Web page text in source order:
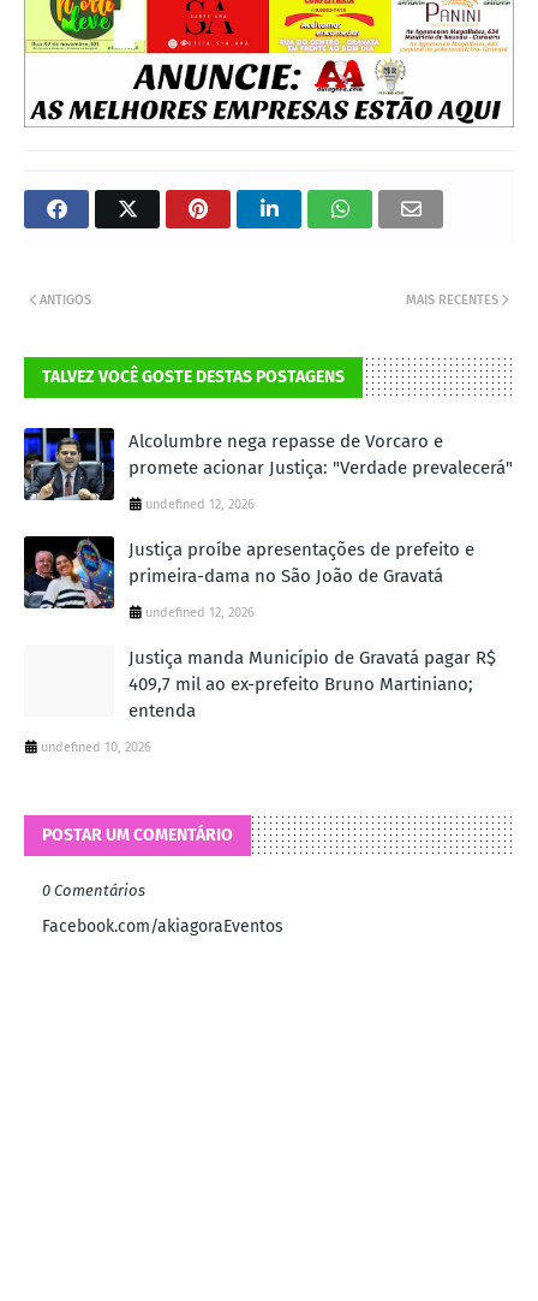
MAIS RECENTES
ANTIGOS
TALVEZ VOCÊ GOSTE DESTAS POSTAGENS
Alcolumbre nega repasse de Vorcaro e
promete acionar Justiça: "Verdade prevalecerá"
undefined 12, 2026
Justiça proíbe apresentações de prefeito e
primeira-dama no São João de Gravatá
undefined 12, 2026
Justiça manda Município de Gravatá pagar R$
409,7 mil ao ex-prefeito Bruno Martiniano;
entenda
undefined 10, 2026
POSTAR UM COMENTÁRIO
0 Comentários
Facebook.com/akiagoraEventos